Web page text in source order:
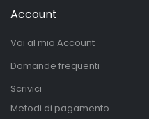
Account
Vai al mio Account
Domande frequenti
Scrivici
Metodi di pagamento